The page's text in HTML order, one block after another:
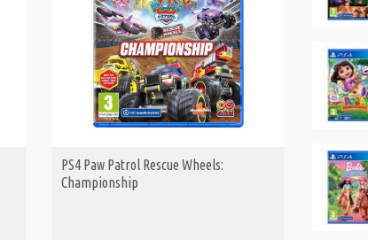
PS4 Paw Patrol Rescue Wheels:
Championship
PS4 Dora: Rainforest
Rescue
Τιμή:39,99€26,99€
PS4 Barbie Horse Trails